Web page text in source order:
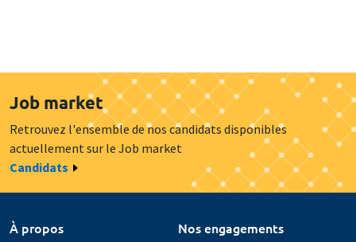
Job market
Retrouvez l'ensemble de nos candidats disponibles
actuellement sur le Job market
Candidats
À propos
Nos engagements